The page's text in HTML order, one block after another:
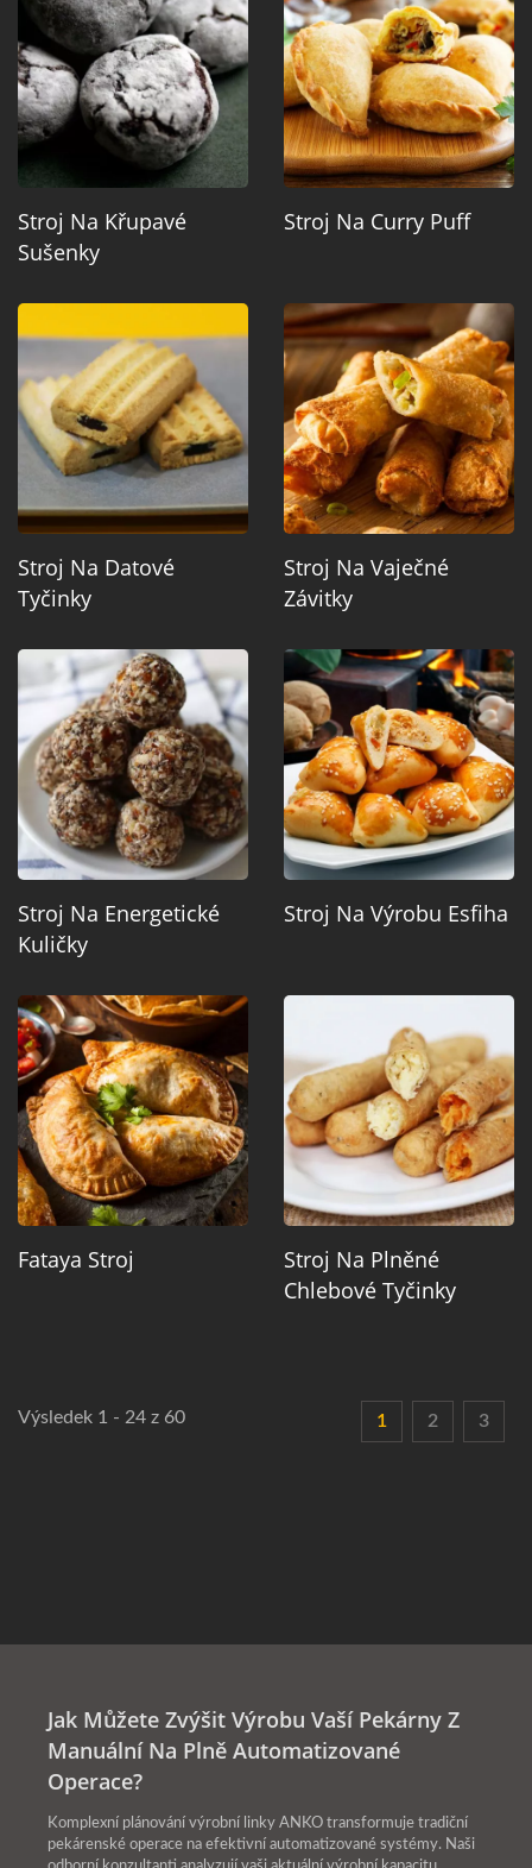
Stroj Na Křupavé
Sušenky
Stroj Na Curry Puff
Stroj Na Datové
Tyčinky
Stroj Na Vaječné
Závitky
Stroj Na Energetické
Kuličky
Stroj Na Výrobu Esfiha
Fataya Stroj
Stroj Na Plněné
Chlebové Tyčinky
Výsledek 1 - 24 z 60 1 2 3
Jak Můžete Zvýšit Výrobu Vaší Pekárny Z
Manuální Na Plně Automatizované
Operace?
Komplexní plánování výrobní linky ANKO transformuje tradiční
pekárenské operace na efektivní automatizované systémy. Naši